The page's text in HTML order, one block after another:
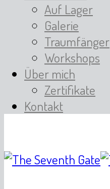
Auf Lager
Galerie
Traumfänger
Workshops
Über mich
Zertifikate
Kontakt